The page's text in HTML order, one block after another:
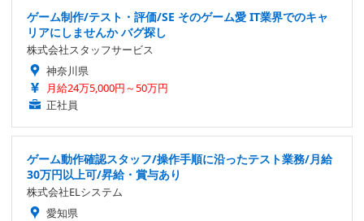
ゲーム制作/テスト・評価/SE そのゲーム愛 IT業界でのキャ
リアにしませんか バグ探し
株式会社スタッフサービス
神奈川県
月給24万5,000円～50万円
正社員
ゲーム動作確認スタッフ/操作手順に沿ったテスト業務/月給
30万円以上可/昇給・賞与あり
株式会社ELシステム
愛知県